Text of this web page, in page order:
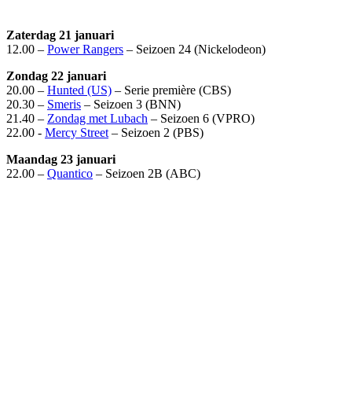
Zaterdag 21 januari
12.00 – Power Rangers – Seizoen 24 (Nickelodeon)
Zondag 22 januari
20.00 – Hunted (US) – Serie première (CBS)
20.30 – Smeris – Seizoen 3 (BNN)
21.40 – Zondag met Lubach – Seizoen 6 (VPRO)
22.00 - Mercy Street – Seizoen 2 (PBS)
Maandag 23 januari
22.00 – Quantico – Seizoen 2B (ABC)